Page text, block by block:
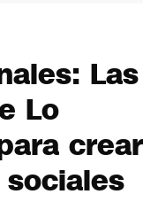
Las
Lo
crear